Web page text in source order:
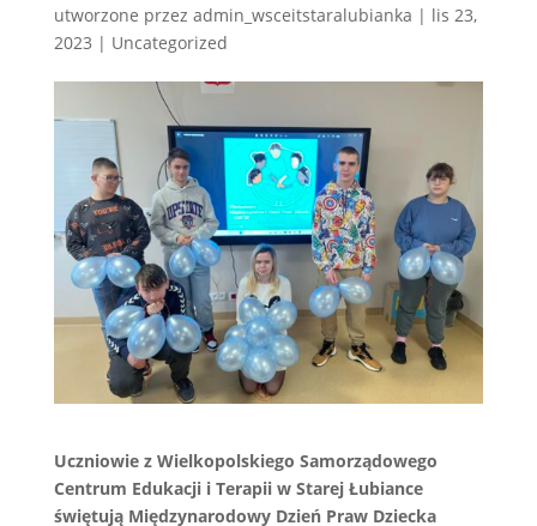
utworzone przez admin_wsceitstaralubianka | lis 23,
2023 | Uncategorized
Uczniowie z Wielkopolskiego Samorządowego
Centrum Edukacji i Terapii w Starej Łubiance
świętują Międzynarodowy Dzień Praw Dziecka